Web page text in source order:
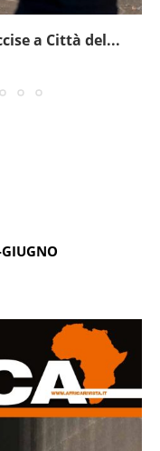
in Sudan lascia